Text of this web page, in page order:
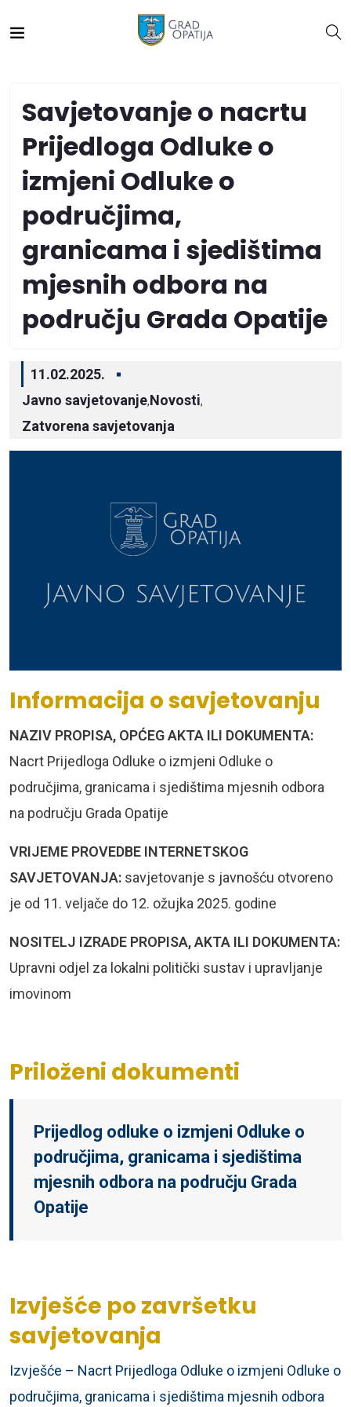
Savjetovanje o nacrtu
Prijedloga Odluke o
izmjeni Odluke o
područjima,
granicama i sjedištima
mjesnih odbora na
području Grada Opatije
11.02.2025.
Javno savjetovanje,Novosti,
Zatvorena savjetovanja
Informacija o savjetovanju
NAZIV PROPISA, OPĆEG AKTA ILI DOKUMENTA:
Nacrt Prijedloga Odluke o izmjeni Odluke o
područjima, granicama i sjedištima mjesnih odbora
na području Grada Opatije
VRIJEME PROVEDBE INTERNETSKOG
SAVJETOVANJA: savjetovanje s javnošću otvoreno
je od 11. veljače do 12. ožujka 2025. godine
NOSITELJ IZRADE PROPISA, AKTA ILI DOKUMENTA:
Upravni odjel za lokalni politički sustav i upravljanje
imovinom
Priloženi dokumenti
Prijedlog odluke o izmjeni Odluke o
područjima, granicama i sjedištima
mjesnih odbora na području Grada
Opatije
Izvješće po završetku
savjetovanja
Izvješće – Nacrt Prijedloga Odluke o izmjeni Odluke o
područjima, granicama i sjedištima mjesnih odbora